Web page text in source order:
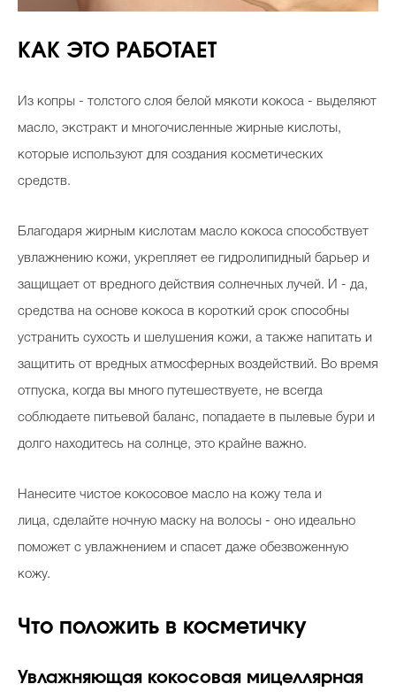
КАК ЭТО РАБОТАЕТ
Из копры - толстого слоя белой мякоти кокоса - выделяют
масло, экстракт и многочисленные жирные кислоты,
которые используют для создания косметических
средств.
Благодаря жирным кислотам масло кокоса способствует
увлажнению кожи, укрепляет ее гидролипидный барьер и
защищает от вредного действия солнечных лучей. И - да,
средства на основе кокоса в короткий срок способны
устранить сухость и шелушения кожи, а также напитать и
защитить от вредных атмосферных воздействий. Во время
отпуска, когда вы много путешествуете, не всегда
соблюдаете питьевой баланс, попадаете в пылевые бури и
долго находитесь на солнце, это крайне важно.
Нанесите чистое кокосовое масло на кожу тела и
лица, сделайте ночную маску на волосы - оно идеально
поможет с увлажнением и спасет даже обезвоженную
кожу.
Что положить в косметичку
Увлажняющая кокосовая мицеллярная